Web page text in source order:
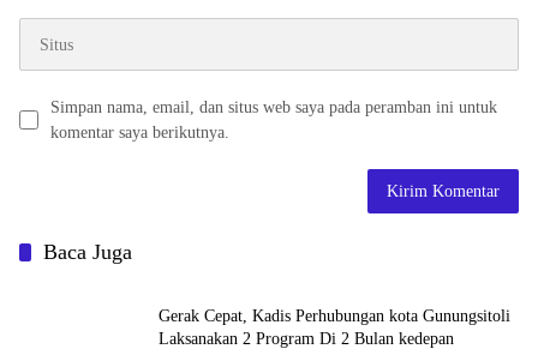
Simpan nama, email, dan situs web saya pada peramban ini untuk
komentar saya berikutnya.
Baca Juga
Gerak Cepat, Kadis Perhubungan kota Gunungsitoli
Laksanakan 2 Program Di 2 Bulan kedepan